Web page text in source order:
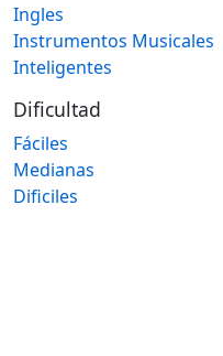
Ingles
Instrumentos Musicales
Inteligentes
Dificultad
Fáciles
Medianas
Dificiles